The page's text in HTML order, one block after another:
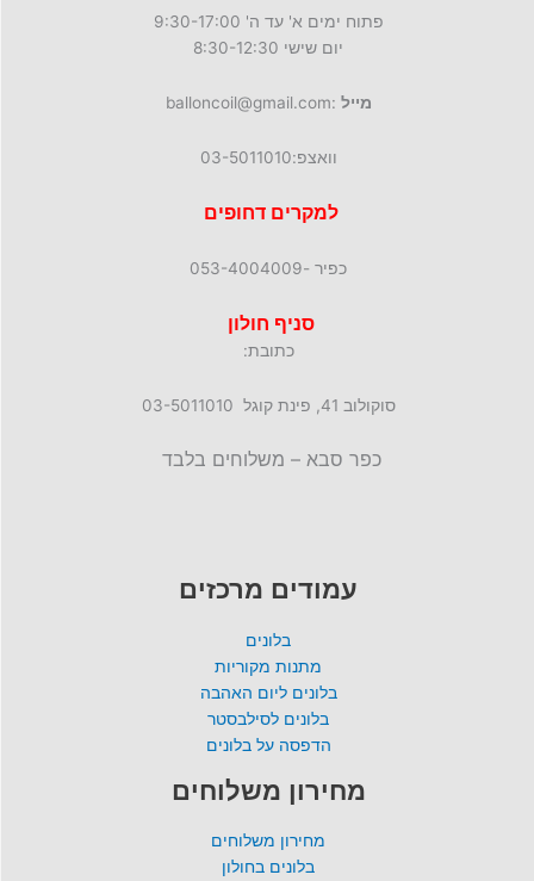
פתוח ימים א' עד ה' 9:30-17:00
יום שישי 8:30-12:30
מייל :balloncoil@gmail.com
וואצפ:03-5011010
למקרים דחופים
כפיר -053-4004009
סניף חולון
כתובת:
סוקולוב 41, פינת קוגל 03-5011010
כפר סבא – משלוחים בלבד
עמודים מרכזים
בלונים
מתנות מקוריות
בלונים ליום האהבה
בלונים לסילבסטר
הדפסה על בלונים
מחירון משלוחים
מחירון משלוחים
בלונים בחולון